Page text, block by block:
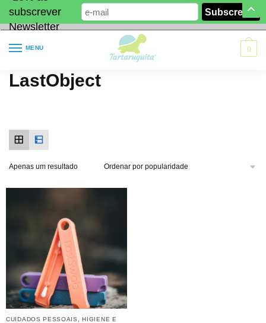
subscrever
Newsletter
MENU 0
LastObject
Apenas um resultado
CUIDADOS PESSOAIS ,HIGIENE E